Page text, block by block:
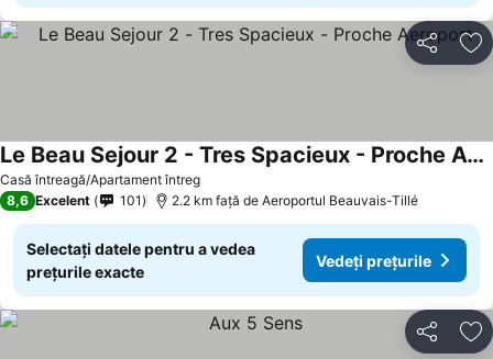
Distribuiți
Casă întreagă/Apartament întreg
Le Beau Sejour 2 - Tres Spacieux - Proche Aeroport
8,6 Excelent 101 2.2 km faţă de Aeroportul Beauvais-Tillé
Selectați datele pentru a vedea
prețurile exacte
Vedeți prețurile
Distribuiți